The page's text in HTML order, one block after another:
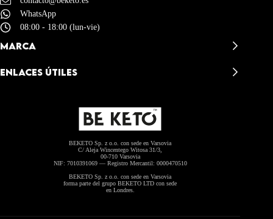
BEKETO Sp. z o.o. con sede en Varsovia
C/ Aleja Wincentego Witosa 31/3,
00-710 Varsovia
NIF: 7010391069 — Registro Mercantil: 0000470510
BEKETO Sp. z o.o. con sede en Varsovia
forma parte del grupo BEKETO LTD con sede
en Londres.
WhatsApp
08:00 - 18:00 (lun-vie)
MARCA
BeKeto - Reseñas
La Historia de BeKeto
ENLACES ÚTILES
Política de Cookies (UE)